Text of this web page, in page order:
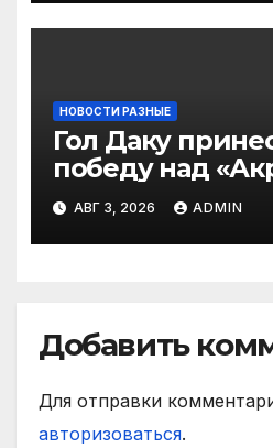
НОВОСТИ РАЗНЫЕ
Гол Даку
победу над
матче РПЛ
АВГ 3, 2026 ADMIN
Добавить
Для отправки
авторизоваться.